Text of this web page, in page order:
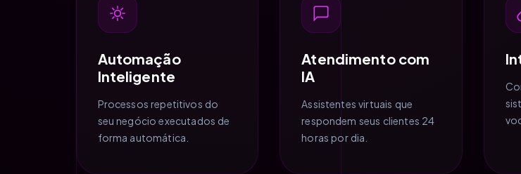
Automação
Inteligente
Processos repetitivos do
seu negócio executados de
forma automática.
Atendimento com
IA
Assistentes virtuais que
respondem seus clientes 24
horas por dia.